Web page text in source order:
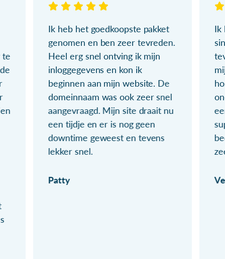
te
Ik heb het goedkoopste pakket
genomen en ben zeer tevreden.
Heel erg snel ontving ik mijn
inloggegevens en kon ik
beginnen aan mijn website. De
domeinnaam was ook zeer snel
aangevraagd. Mijn site draait nu
een tijdje en er is nog geen
downtime geweest en tevens
lekker snel.
Patty
Ik